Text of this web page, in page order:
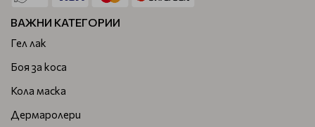
ВАЖНИ КАТЕГОРИИ
Гел лак
Боя за коса
Кола маска
Дермаролери